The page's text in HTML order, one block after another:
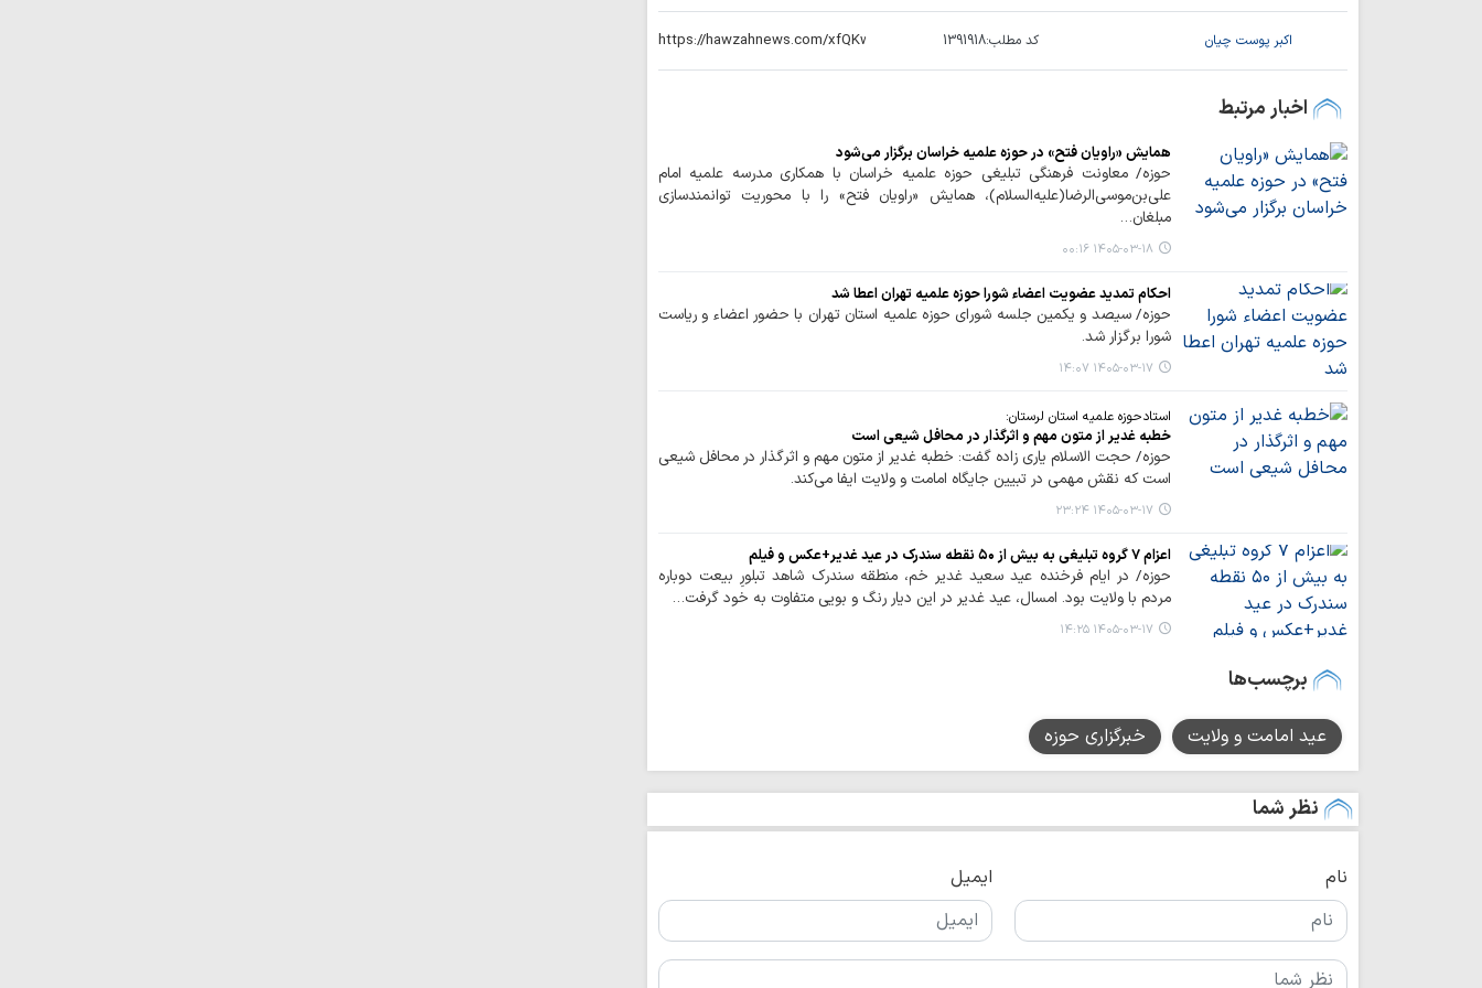
اکبر پوست چیان کد مطلب:1391918
اخبار مرتبط
همایش «راویان فتح» در حوزه علمیه خراسان برگزار می‌شود
حوزه/ معاونت فرهنگی تبلیغی حوزه علمیه خراسان با همکاری مدرسه علمیه امام
علی‌بن‌موسی‌الرضا(علیه‌السلام)، همایش «راویان فتح» را با محوریت توانمندسازی
مبلغان…
۱۴۰۵-۰۳-۱۸ ۰۰:۱۶
احکام تمدید عضویت اعضاء شورا حوزه علمیه تهران اعطا شد
حوزه/ سیصد و یکمین جلسه شورای حوزه علمیه استان تهران با حضور اعضاء و ریاست
شورا برگزار شد.
۱۴۰۵-۰۳-۱۷ ۱۴:۰۷
استادحوزه علمیه استان لرستان:
خطبه غدیر از متون مهم و اثرگذار در محافل شیعی است
حوزه/ حجت الاسلام یاری زاده گفت: خطبه غدیر از متون مهم و اثرگذار در محافل شیعی
است که نقش مهمی در تبیین جایگاه امامت و ولایت ایفا می‌کند.
۱۴۰۵-۰۳-۱۷ ۲۳:۲۴
اعزام ۷ گروه تبلیغی به بیش از ۵۰ نقطه سندرک در عید غدیر+عکس و فیلم
حوزه/ در ایام فرخنده عید سعید غدیر خم، منطقه سندرک شاهد تبلورِ بیعت دوباره
مردم با ولایت بود. امسال، عید غدیر در این دیار رنگ و بویی متفاوت به خود گرفت…
۱۴۰۵-۰۳-۱۷ ۱۴:۲۵
برچسب‌ها
عید امامت و ولایت خبرگزاری حوزه
نظر شما
نام ایمیل